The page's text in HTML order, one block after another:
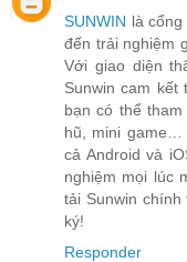
SUNWIN là
đến trải nghiệm
Với giao diện
Sunwin cam kết
bạn có thể
hũ, mini game…
cả Android và
nghiệm mọi lúc
tải Sunwin
ký!
Responder